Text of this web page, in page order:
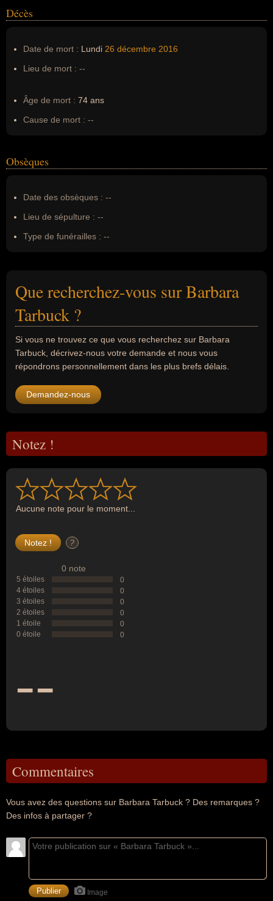
Décès
Date de mort : Lundi 26 décembre 2016
Lieu de mort : --
Âge de mort : 74 ans
Cause de mort : --
Obsèques
Date des obsèques : --
Lieu de sépulture : --
Type de funérailles : --
Que recherchez-vous sur Barbara
Tarbuck ?
Si vous ne trouvez ce que vous recherchez sur Barbara
Tarbuck, décrivez-nous votre demande et nous vous
répondrons personnellement dans les plus brefs délais.
Demandez-nous
Notez !
Aucune note pour le moment...
?
0 note
5 étoiles
0
4 étoiles
0
3 étoiles
0
2 étoiles
0
1 étoile
0
0 étoile
0
--
Commentaires
Vous avez des questions sur Barbara Tarbuck ? Des remarques ?
Des infos à partager ?
Image